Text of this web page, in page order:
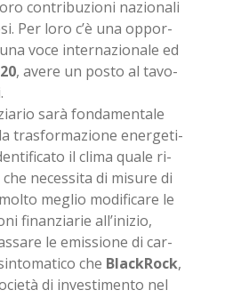
con­tri­bu­zio­ni na­zio­na­li
Per loro c’è una op­por­
voce in­ter­na­zio­na­le ed
, ave­re un po­sto al ta­vo­
sarà fon­da­men­ta­le
tra­sfor­ma­zio­ne ener­ge­ti­
il cli­ma qua­le ri­
ne­ces­si­ta di mi­su­re di
me­glio mo­di­fi­ca­re le
fi­nan­zia­rie al­l’i­ni­zio,
le emis­sio­ne di car­
che Blac­kRock,
di in­ve­sti­men­to nel